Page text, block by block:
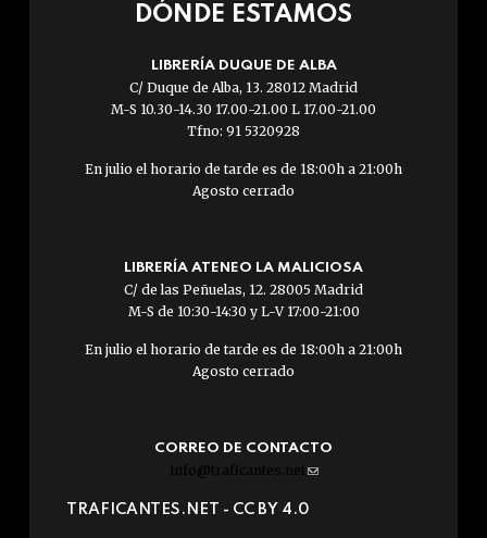
DÓNDE ESTAMOS
LIBRERÍA DUQUE DE ALBA
C/ Duque de Alba, 13. 28012 Madrid
M-S 10.30-14.30 17.00-21.00 L 17.00-21.00
Tfno: 91 5320928
En julio el horario de tarde es de 18:00h a 21:00h
Agosto cerrado
LIBRERÍA ATENEO LA MALICIOSA
C/ de las Peñuelas, 12. 28005 Madrid
M-S de 10:30-14:30 y L-V 17:00-21:00
En julio el horario de tarde es de 18:00h a 21:00h
Agosto cerrado
CORREO DE CONTACTO
info@traficantes.net (link
e-
TRAFICANTES.NET - CC BY 4.0